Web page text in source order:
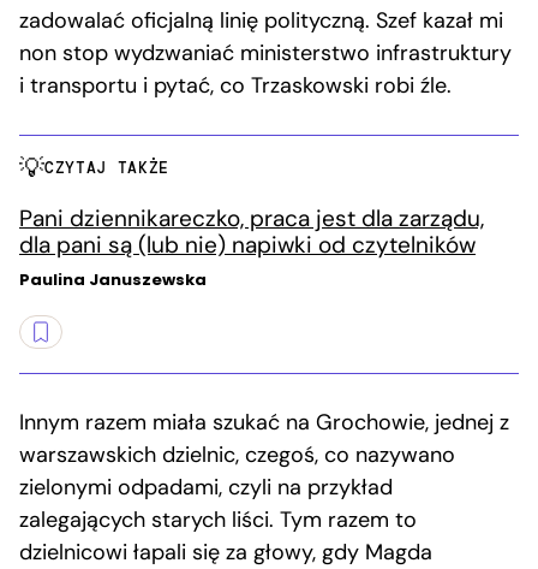
zadowalać oficjalną linię polityczną. Szef kazał mi
non stop wydzwaniać ministerstwo infrastruktury
i transportu i pytać, co Trzaskowski robi źle.
CZYTAJ TAKŻE
Pani dziennikareczko, praca jest dla zarządu,
dla pani są (lub nie) napiwki od czytelników
Paulina Januszewska
Innym razem miała szukać na Grochowie, jednej z
warszawskich dzielnic, czegoś, co nazywano
zielonymi odpadami, czyli na przykład
zalegających starych liści. Tym razem to
dzielnicowi łapali się za głowy, gdy Magda